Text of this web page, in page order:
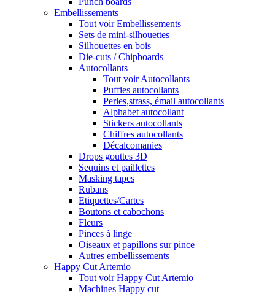
Embellissements
Tout voir Embellissements
Sets de mini-silhouettes
Silhouettes en bois
Die-cuts / Chipboards
Autocollants
Tout voir Autocollants
Puffies autocollants
Perles,strass, émail autocollants
Alphabet autocollant
Stickers autocollants
Chiffres autocollants
Décalcomanies
Drops gouttes 3D
Sequins et paillettes
Masking tapes
Rubans
Etiquettes/Cartes
Boutons et cabochons
Fleurs
Pinces à linge
Oiseaux et papillons sur pince
Autres embellissements
Happy Cut Artemio
Tout voir Happy Cut Artemio
Machines Happy cut